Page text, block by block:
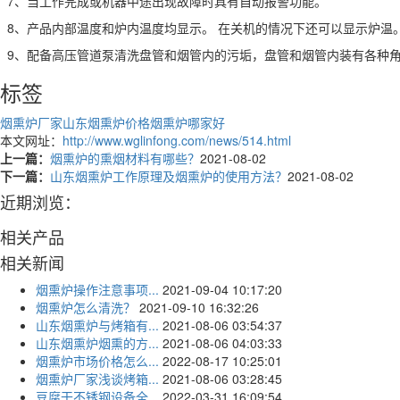
8、产品内部温度和炉内温度均显示。 在关机的情况下还可以显示炉温。
9、配备高压管道泵清洗盘管和烟管内的污垢，盘管和烟管内装有各种角
标签
烟熏炉厂家山东烟熏炉价格烟熏炉哪家好
本文网址： http://www.wglinfong.com/news/514.html
上一篇： 烟熏炉的熏烟材料有哪些？ 2021-08-02
下一篇： 山东烟熏炉工作原理及烟熏炉的使用方法？ 2021-08-02
近期浏览：
相关产品
相关新闻
烟熏炉操作注意事项... 2021-09-04 10:17:20
烟熏炉怎么清洗？ 2021-09-10 16:32:26
山东烟熏炉与烤箱有... 2021-08-06 03:54:37
山东烟熏炉烟熏的方... 2021-08-06 04:03:33
烟熏炉市场价格怎么... 2022-08-17 10:25:01
烟熏炉厂家浅谈烤箱... 2021-08-06 03:28:45